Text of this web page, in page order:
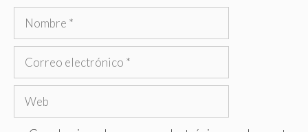
Nombre
Correo
Web